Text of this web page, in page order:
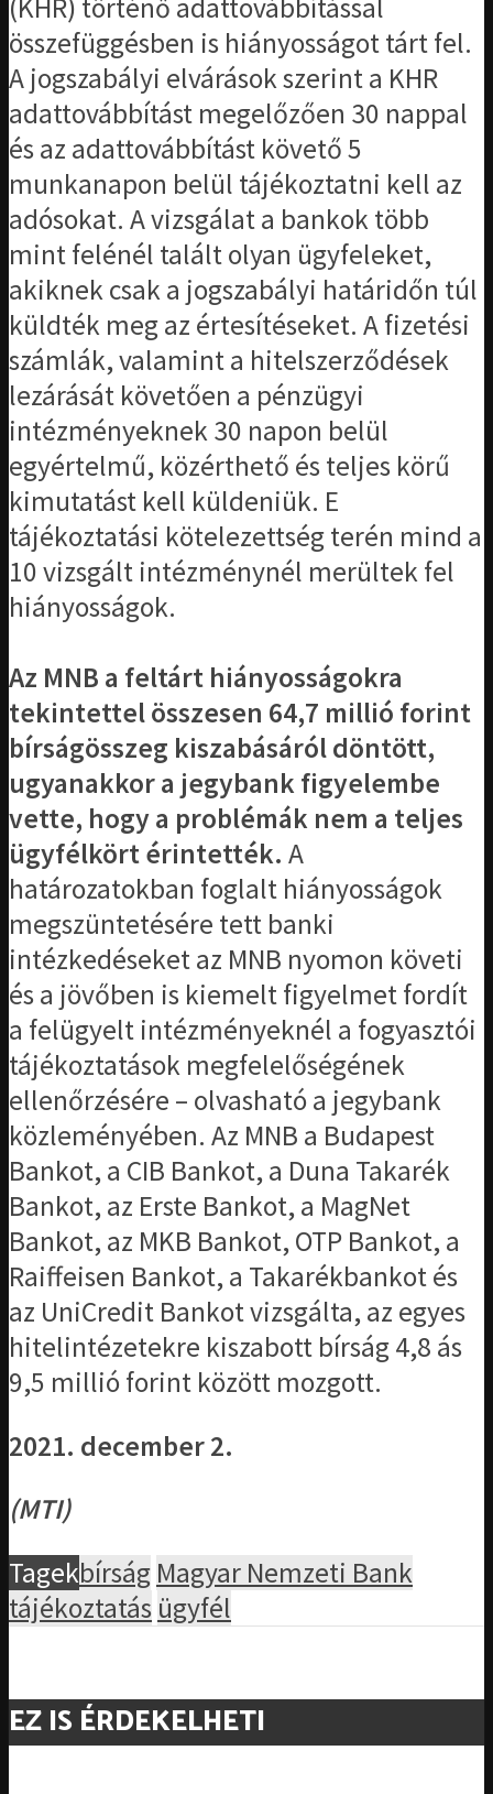
(KHR) történő adattovábbítással
összefüggésben is hiányosságot tárt fel.
A jogszabályi elvárások szerint a KHR
adattovábbítást megelőzően 30 nappal
és az adattovábbítást követő 5
munkanapon belül tájékoztatni kell az
adósokat. A vizsgálat a bankok több
mint felénél talált olyan ügyfeleket,
akiknek csak a jogszabályi határidőn túl
küldték meg az értesítéseket. A fizetési
számlák, valamint a hitelszerződések
lezárását követően a pénzügyi
intézményeknek 30 napon belül
egyértelmű, közérthető és teljes körű
kimutatást kell küldeniük. E
tájékoztatási kötelezettség terén mind a
10 vizsgált intézménynél merültek fel
hiányosságok.
Az MNB a feltárt hiányosságokra
tekintettel összesen 64,7 millió forint
bírságösszeg kiszabásáról döntött,
ugyanakkor a jegybank figyelembe
vette, hogy a problémák nem a teljes
ügyfélkört érintették. A
határozatokban foglalt hiányosságok
megszüntetésére tett banki
intézkedéseket az MNB nyomon követi
és a jövőben is kiemelt figyelmet fordít
a felügyelt intézményeknél a fogyasztói
tájékoztatások megfelelőségének
ellenőrzésére – olvasható a jegybank
közleményében. Az MNB a Budapest
Bankot, a CIB Bankot, a Duna Takarék
Bankot, az Erste Bankot, a MagNet
Bankot, az MKB Bankot, OTP Bankot, a
Raiffeisen Bankot, a Takarékbankot és
az UniCredit Bankot vizsgálta, az egyes
hitelintézetekre kiszabott bírság 4,8 ás
9,5 millió forint között mozgott.
2021. december 2.
(MTI)
Tagekbírság Magyar Nemzeti Bank
tájékoztatás ügyfél
EZ IS ÉRDEKELHETI